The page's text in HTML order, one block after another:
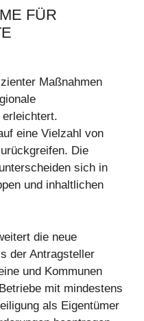
FÜR
Maßnahmen
erleichtert.
eine Vielzahl von
Die
sich in
und inhaltlichen
die neue
der Antragsteller
und Kommunen
mit mindestens
als Eigentümer